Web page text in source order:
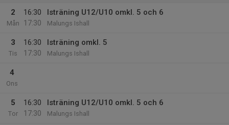
2
Mån
16:30
17:30
Isträning U12/U10 omkl. 5 och 6
Malungs Ishall
3
Tis
16:30
17:30
Isträning omkl. 5
Malungs Ishall
4
Ons
5
Tor
16:30
17:30
Isträning U12/U10 omkl. 5 och 6
Malungs Ishall